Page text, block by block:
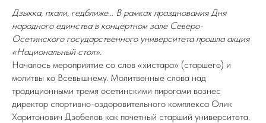
Дзыкка, пхали, гедближе… В рамках празднования Дня
народного единства в концертном зале Северо-
Осетинского государственного университета прошла акция
«Национальный стол».
Началось мероприятие со слов «хистара» (старшего) и
молитвы ко Всевышнему. Молитвенные слова над
традиционными тремя осетинскими пирогами вознес
директор спортивно-оздоровительного комплекса Олик
Харитонович Дзобелов как почетный старший университета.